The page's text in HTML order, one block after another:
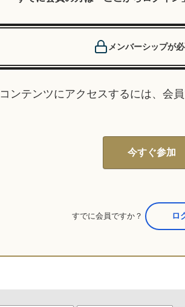
メンバーシップが
コンテンツにアクセスするには、会
今すぐ参加
すでに会員ですか？ ここか